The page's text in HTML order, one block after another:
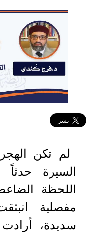
لم تكن
السيرة حدثاً
اللحظة
مفصلية
سديدة، أرادت